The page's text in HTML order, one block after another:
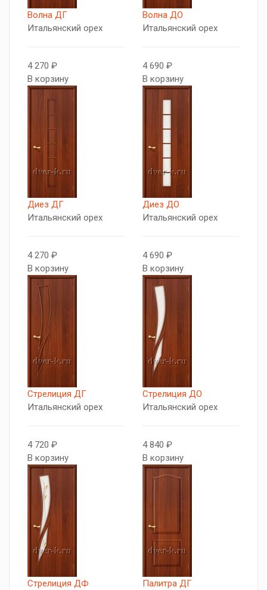
Волна ДГ
Итальянский орех
4 270 ₽
В корзину
Волна ДО
Итальянский орех
4 690 ₽
В корзину
Диез ДГ
Итальянский орех
4 270 ₽
В корзину
Диез ДО
Итальянский орех
4 690 ₽
В корзину
Стрелиция ДГ
Итальянский орех
4 720 ₽
В корзину
Стрелиция ДО
Итальянский орех
4 840 ₽
В корзину
Стрелиция ДФ
Палитра ДГ